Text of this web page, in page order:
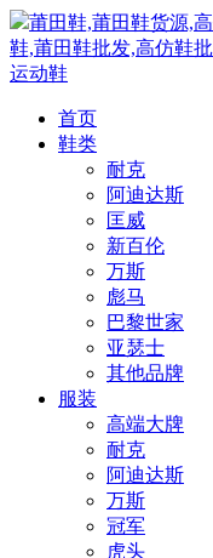
莆田鞋,莆田鞋货源,
鞋,莆田鞋批发,高仿鞋
运动鞋
首页
鞋类
耐克
阿迪达斯
匡威
新百伦
万斯
彪马
巴黎世家
亚瑟士
其他品牌
服装
高端大牌
耐克
阿迪达斯
万斯
冠军
虎头